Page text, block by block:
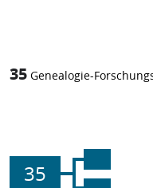
35 Genealogie-
35